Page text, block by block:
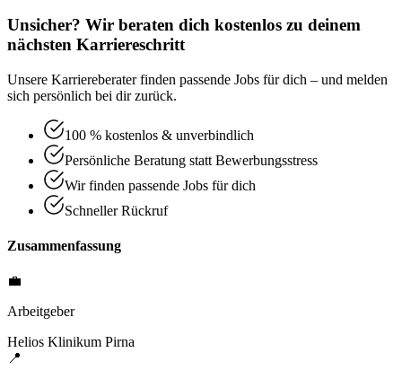
Unsicher? Wir beraten dich kostenlos zu deinem
nächsten Karriereschritt
Unsere Karriereberater finden passende Jobs für dich – und melden
sich persönlich bei dir zurück.
100 % kostenlos & unverbindlich
Persönliche Beratung statt Bewerbungsstress
Wir finden passende Jobs für dich
Schneller Rückruf
Zusammenfassung
💼
Arbeitgeber
Helios Klinikum Pirna
📍